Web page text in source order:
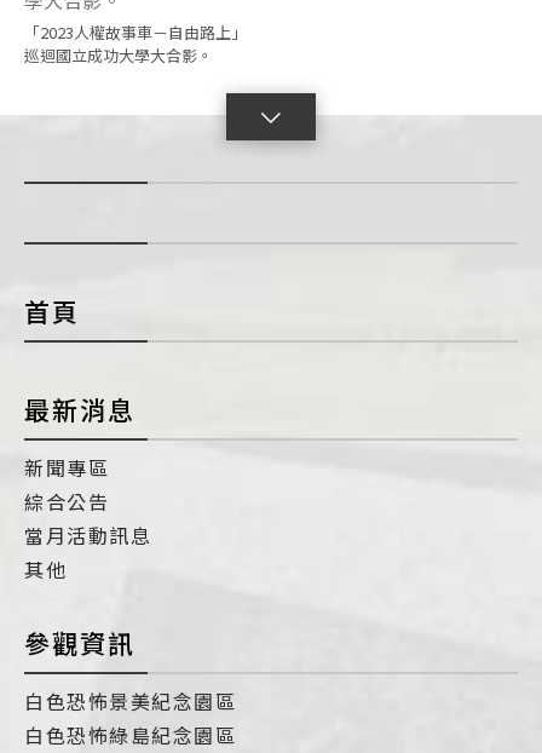
「2023人權故事車－自由路上」
巡迴國立成功大學大合影。
首頁
最新消息
新聞專區
綜合公告
當月活動訊息
其他
參觀資訊
白色恐怖景美紀念園區
白色恐怖綠島紀念園區